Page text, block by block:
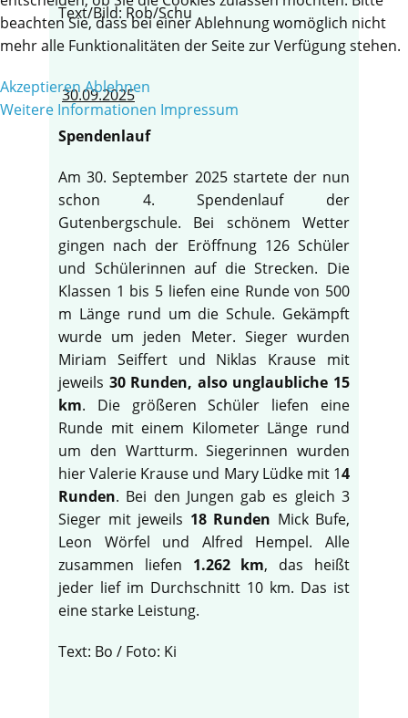
Text/Bild: Rob/Schu
30.09.2025
Spendenlauf
Am 30. September 2025 startete der nun
schon 4. Spendenlauf der
Gutenbergschule. Bei schönem Wetter
gingen nach der Eröffnung 126 Schüler
und Schülerinnen auf die Strecken. Die
Klassen 1 bis 5 liefen eine Runde von 500
m Länge rund um die Schule. Gekämpft
wurde um jeden Meter. Sieger wurden
Miriam Seiffert und Niklas Krause mit
jeweils 30 Runden, also unglaubliche 15
km. Die größeren Schüler liefen eine
Runde mit einem Kilometer Länge rund
um den Wartturm. Siegerinnen wurden
hier Valerie Krause und Mary Lüdke mit 14
Runden. Bei den Jungen gab es gleich 3
Sieger mit jeweils 18 Runden Mick Bufe,
Leon Wörfel und Alfred Hempel. Alle
zusammen liefen 1.262 km, das heißt
jeder lief im Durchschnitt 10 km. Das ist
eine starke Leistung.
Text: Bo / Foto: Ki
beachten Sie, dass bei einer Ablehnung womöglich nicht
mehr alle Funktionalitäten der Seite zur Verfügung stehen.
Akzeptieren Ablehnen
Weitere Informationen Impressum